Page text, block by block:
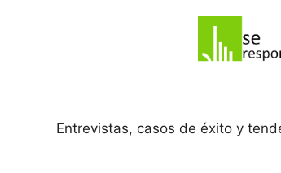
Entrevistas, casos de éxito y